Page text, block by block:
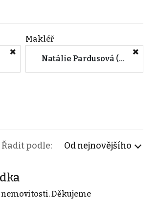
Makléř
Natálie Pardusová (M&M reality)
Řadit podle: Od nejnovějšího
Děkujeme